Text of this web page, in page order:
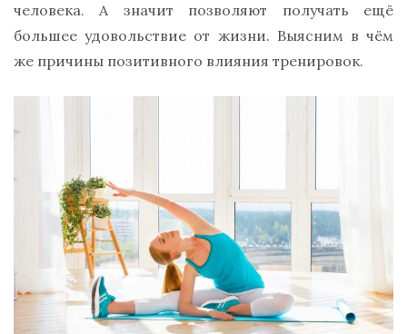
человека. А значит позволяют получать ещё
большее удовольствие от жизни. Выясним в чём
же причины позитивного влияния тренировок.